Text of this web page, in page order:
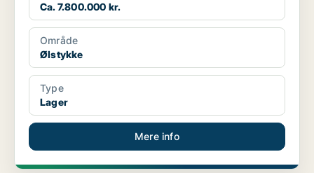
Ca. 7.800.000 kr.
Område
Ølstykke
Type
Lager
Mere info